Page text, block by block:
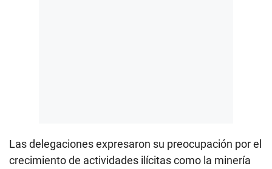
Las delegaciones expresaron su preocupación por el
crecimiento de actividades ilícitas como la minería